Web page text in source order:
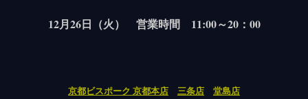
12月26日（火） 営業時間 11:00～20：00
京都ビスポーク 京都本店 三条店
堂島店